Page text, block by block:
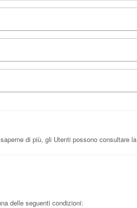
di più, gli Utenti possono consultare la
delle seguenti condizioni: